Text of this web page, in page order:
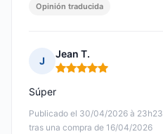
Opinión traducida
J
Jean T.
Nota: 5 de 5
Publicado el 30/04/2026 à 23h23
tras una compra de 16/04/2026
Súper